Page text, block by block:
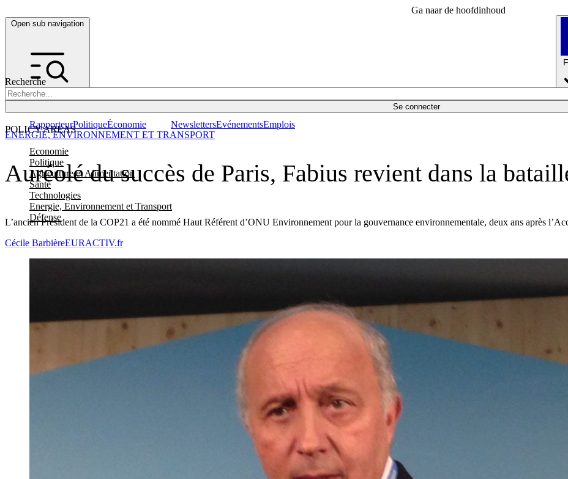
Ga naar de hoofdinhoud
Open sub navigation
Recherche
Se connecter
POLICY AREAS
Economie
Politique
Agriculture et Alimentation
Santé
Technologies
Energie, Environnement et Transport
Défense
RapporteurPolitiqueÉconomie NewslettersEvénementsEmplois
Auréolé du succès de Paris, Fabius revient dans la
L’ancien Président de la COP21 a été nommé Haut Référent d’ONU Environnement pour la gouvernance environnementale, deux ans après
ENERGIE, ENVIRONNEMENT ET TRANSPORT
Cécile BarbièreEURACTIV.fr